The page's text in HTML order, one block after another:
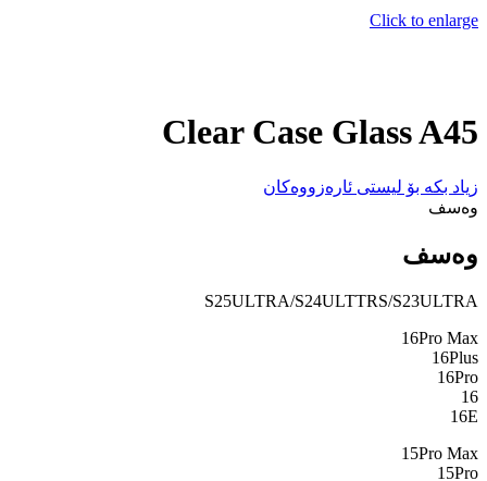
Click to enlarge
Clear Case Glass A45
زیاد بکە بۆ لیستی ئارەزووەکان
وەسف
وەسف
S25ULTRA/S24ULTTRS/S23ULTRA
16Pro Max
16Plus
16Pro
16
16E
15Pro Max
15Pro